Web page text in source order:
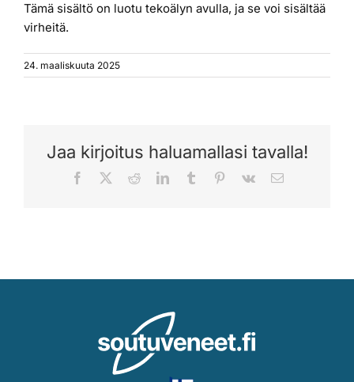
Tämä sisältö on luotu tekoälyn avulla, ja se voi sisältää
virheitä.
24. maaliskuuta 2025
Jaa kirjoitus haluamallasi tavalla!
Facebook RedditLinkedInTumblr Pinterest
Vk Sähköposti